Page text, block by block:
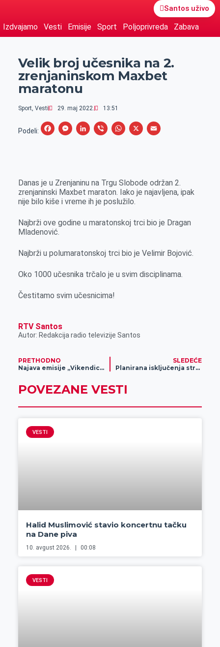
Santos uživo
Izdvajamo Vesti Emisije Sport Poljoprivreda Zabava
Velik broj učesnika na 2.
zrenjaninskom Maxbet
maratonu
Sport, Vesti 29. maj 2022. 13:51
Podeli:
F
b
o
k
M
e
n
e
L
e
d
n
V
r
W
s
A
p
X
E
l
Danas je u Zrenjaninu na Trgu Slobode održan 2.
zrenjaninski Maxbet maraton. Iako je najavljena, ipak
nije bilo kiše i vreme ih je poslužilo.
Najbrži ove godine u maratonskoj trci bio je Dragan
Mladenović.
Najbrži u polumaratonskoj trci bio je Velimir Bojović.
Oko 1000 učesnika trčalo je u svim disciplinama.
Čestitamo svim učesnicima!
RTV Santos
Autor: Redakcija radio televizije Santos
PRETHODNO
Najava emisije „Vikendica“
SLEDEĆE
Planirana isključenja struje za 30. maj
POVEZANE VESTI
VESTI
Halid Muslimović stavio koncertnu tačku
na Dane piva
10. avgust 2026. 00:08
VESTI